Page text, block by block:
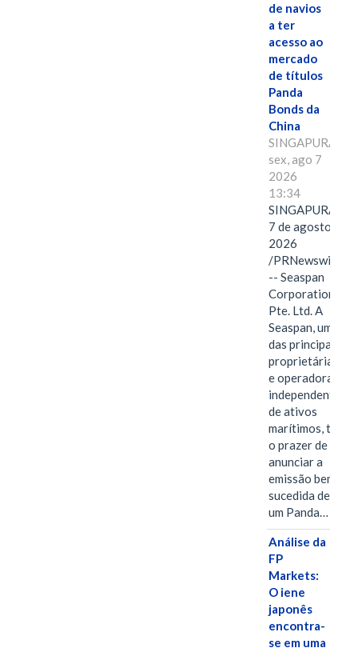
de navios
a ter
acesso ao
mercado
de títulos
Panda
Bonds da
China
SINGAPURA,
sex, ago 7
2026
13:34
SINGAPURA,
7 de agosto de
2026
/PRNewswire/
-- Seaspan
Corporation
Pte. Ltd. A
Seaspan, uma
das principais
proprietárias
e operadoras
independentes
de ativos
marítimos, tem
o prazer de
anunciar a
emissão bem-
sucedida de
um Panda…
Análise da
FP
Markets:
O iene
japonês
encontra-
se em uma